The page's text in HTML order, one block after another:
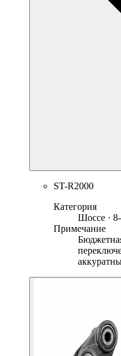
ST-R2000
Категория
Шоссе ·
Примечание